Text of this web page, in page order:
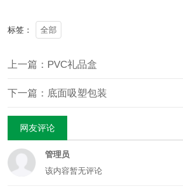
标签： 全部
上一篇：PVC礼品盒
下一篇：底面吸塑包装
网友评论
管理员
该内容暂无评论